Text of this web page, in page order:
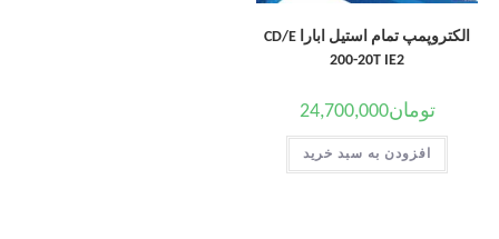
الکتروپمپ تمام استیل ابارا CD/E
200-20T IE2
تومان24,700,000
افزودن به سبد خرید